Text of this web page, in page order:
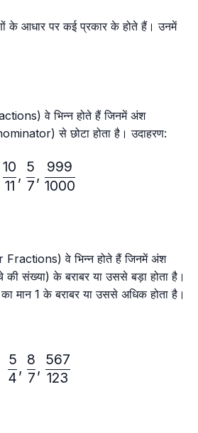
के आधार पर कई प्रकार के होते हैं। उनमें
वे भिन्न होते हैं जिनमें अंश
से छोटा होता है। उदाहरण:
11
10
,
7
5
,
1000
999
वे भिन्न होते हैं जिनमें अंश
संख्या) के बराबर या उससे बड़ा होता है।
मान 1 के बराबर या उससे अधिक होता है।
4
5
,
7
8
,
123
567